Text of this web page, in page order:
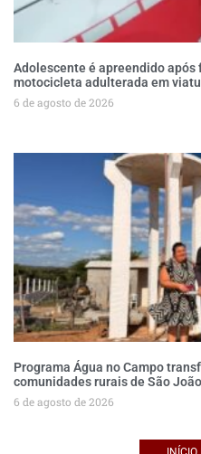
Adolescente é apreendido
motocicleta adulterada em
6 de agosto de 2026
Programa Água no Campo
comunidades rurais de São
6 de agosto de 2026